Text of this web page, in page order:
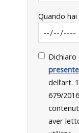
Quando
Dichiaro
dell’art.
679/
aver